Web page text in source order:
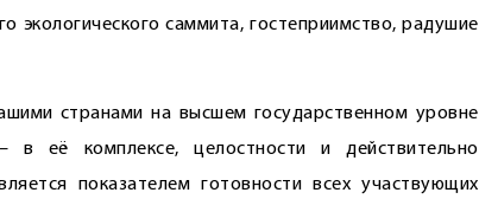
экологического саммита, гостеприимство, радушие
странами на высшем государственном уровне
в её комплексе, целостности и действительно
показателем готовности всех участвующих